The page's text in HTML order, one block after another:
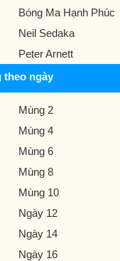
Bóng Ma Hạnh Phúc
Neil Sedaka
Peter Arnett
ngày
Mùng 2
Mùng 4
Mùng 6
Mùng 8
Mùng 10
Ngày 12
Ngày 14
Ngày 16